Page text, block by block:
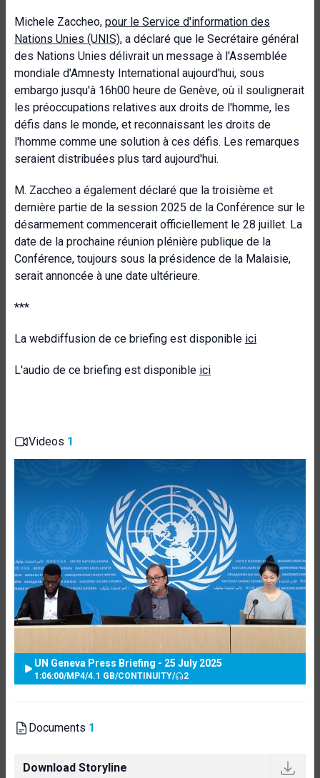
Michele Zaccheo, pour le Service d'information des
Nations Unies (UNIS), a déclaré que le Secrétaire général
des Nations Unies délivrait un message à l'Assemblée
mondiale d'Amnesty International aujourd'hui, sous
embargo jusqu'à 16h00 heure de Genève, où il soulignerait
les préoccupations relatives aux droits de l'homme, les
défis dans le monde, et reconnaissant les droits de
l'homme comme une solution à ces défis. Les remarques
seraient distribuées plus tard aujourd'hui.
M. Zaccheo a également déclaré que la troisième et
dernière partie de la session 2025 de la Conférence sur le
désarmement commencerait officiellement le 28 juillet. La
date de la prochaine réunion plénière publique de la
Conférence, toujours sous la présidence de la Malaisie,
serait annoncée à une date ultérieure.
***
La webdiffusion de ce briefing est disponible ici
L'audio de ce briefing est disponible ici
Videos 1
UN Geneva Press Briefing - 25 July 2025
1:06:00/MP4/4.1 GB/CONTINUITY/ 2
Documents 1
Download Storyline